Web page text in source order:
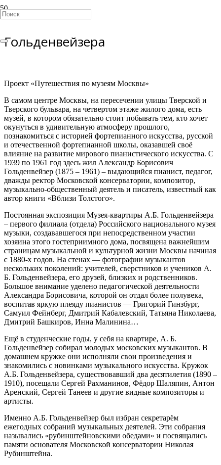
Музей-квартира А.Б.
Гольденвейзера
Проект «Путешествия по музеям Москвы»
В самом центре Москвы, на пересечении улицы Тверской и
Тверского бульвара, на четвертом этаже жилого дома, есть
музей, в котором обязательно стоит побывать тем, кто хочет
окунуться в удивительную атмосферу прошлого,
познакомиться с историей фортепианного искусства, русской
и отечественной фортепианной школы, оказавшей своё
влияние на развитие мирового пианистического искусства. С
1939 по 1961 год здесь жил Александр Борисович
Гольденвейзер (1875 – 1961) – выдающийся пианист, педагог,
дважды ректор Московской консерватории, композитор,
музыкально-общественный деятель и писатель, известный как
автор книги «Вблизи Толстого».
Постоянная экспозиция Музея-квартиры А.Б. Гольденвейзера
– первого филиала (отдела) Российского национального музея
музыки, создававшегося при непосредственном участии
хозяина этого гостеприимного дома, посвящена важнейшим
страницам музыкальной и культурной жизни Москвы начиная
с 1880-х годов. На стенах — фотографии музыкантов
нескольких поколений: учителей, сверстников и учеников А.
Б. Гольденвейзера, его друзей, близких и родственников.
Большое внимание уделено педагогической деятельности
Александра Борисовича, которой он отдал более полувека,
воспитав яркую плеяду пианистов — Григорий Гинзбург,
Самуил Фейнберг, Дмитрий Кабалевский, Татьяна Николаева,
Дмитрий Башкиров, Инна Малинина…
Ещё в студенческие годы, у себя на квартире, А. Б.
Гольденвейзер собирал молодых московских музыкантов. В
домашнем кружке они исполняли свои произведения и
знакомились с новинками музыкального искусства. Кружок
А.Б. Гольденвейзера, существовавший два десятилетия (1890 –
1910), посещали Сергей Рахманинов, Фёдор Шаляпин, Антон
Аренский, Сергей Танеев и другие видные композиторы и
артисты.
Именно А.Б. Гольденвейзер был избран секретарём
ежегодных собраний музыкальных деятелей. Эти собрания
назывались «рубинштейновскими обедами» и посвящались
памяти основателя Московской консерватории Николая
Рубинштейна.